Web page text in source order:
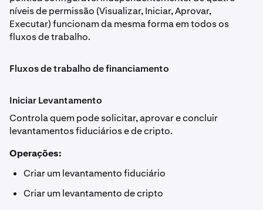
níveis de permissão (Visualizar, Iniciar, Aprovar,
Executar) funcionam da mesma forma em todos os
fluxos de trabalho.
Fluxos de trabalho de financiamento
Iniciar Levantamento
Controla quem pode solicitar, aprovar e concluir
levantamentos fiduciários e de cripto.
Operações:
Criar um levantamento fiduciário
Criar um levantamento de cripto